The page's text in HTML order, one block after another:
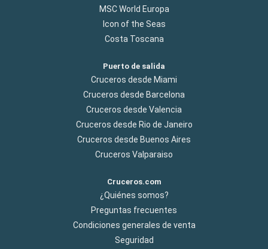
MSC World Europa
Icon of the Seas
Costa Toscana
Puerto de salida
Cruceros desde Miami
Cruceros desde Barcelona
Cruceros desde Valencia
Cruceros desde Rio de Janeiro
Cruceros desde Buenos Aires
Cruceros Valparaiso
Cruceros.com
¿Quiénes somos?
Preguntas frecuentes
Condiciones generales de venta
Seguridad